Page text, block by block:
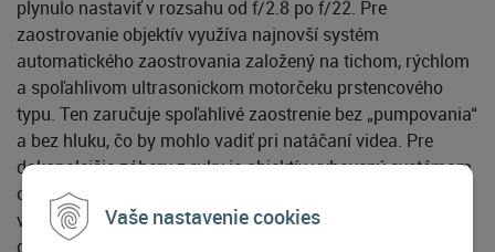
Vaše nastavenie cookies
plynulo nastaviť v rozsahu od f/2.8 po f/22. Pre
zaostrovanie objektív využíva najnovší systém
automatického zaostrovania založený na tichom, rýchlom
a spoľahlivom ultrasonickom motorčeku prstencového
typu. Ten zaručuje spoľahlivé zaostrenie bez „pumpovania“
a bez hluku, čo by mohlo vadiť pri natáčaní videa. Pre
dokonalejšie zábery z ruky je objektív vybavený systémom
optickej stabilizácie obrazu VR (Vibration Reductor), ktorý
vám umožní fotografovať z ruky s až o 4 expozičné stupne
dlhšími časmi. V prednej časti objektívu je na tubuse